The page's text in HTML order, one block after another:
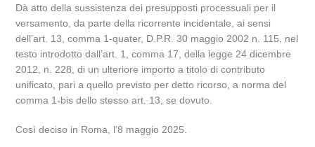
Dà atto della sussistenza dei presupposti processuali per il
versamento, da parte della ricorrente incidentale, ai sensi
dell’art. 13, comma 1-quater, D.P.R. 30 maggio 2002 n. 115, nel
testo introdotto dall’art. 1, comma 17, della legge 24 dicembre
2012, n. 228, di un ulteriore importo a titolo di contributo
unificato, pari a quello previsto per detto ricorso, a norma del
comma 1-bis dello stesso art. 13, se dovuto.
Così deciso in Roma, l’8 maggio 2025.